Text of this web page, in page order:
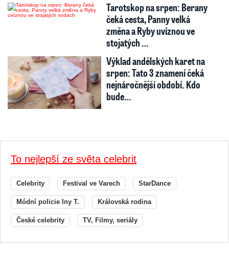
Tarotskop na srpen: Berany
čeká cesta, Panny velká
změna a Ryby uvíznou ve
stojatých …
Výklad andělských karet na
srpen: Tato 3 znamení čeká
nejnáročnější období. Kdo
bude…
To nejlepší ze světa celebrit
Celebrity Festival ve Varech StarDance
Módní policie Iny T. Královská rodina
České celebrity TV, Filmy, seriály